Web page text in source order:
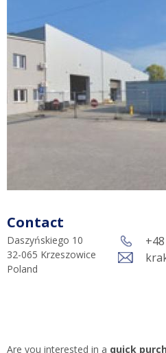
Contact
Daszyńskiego 10
32-065 Krzeszowice
Poland
Are you interested in a quick